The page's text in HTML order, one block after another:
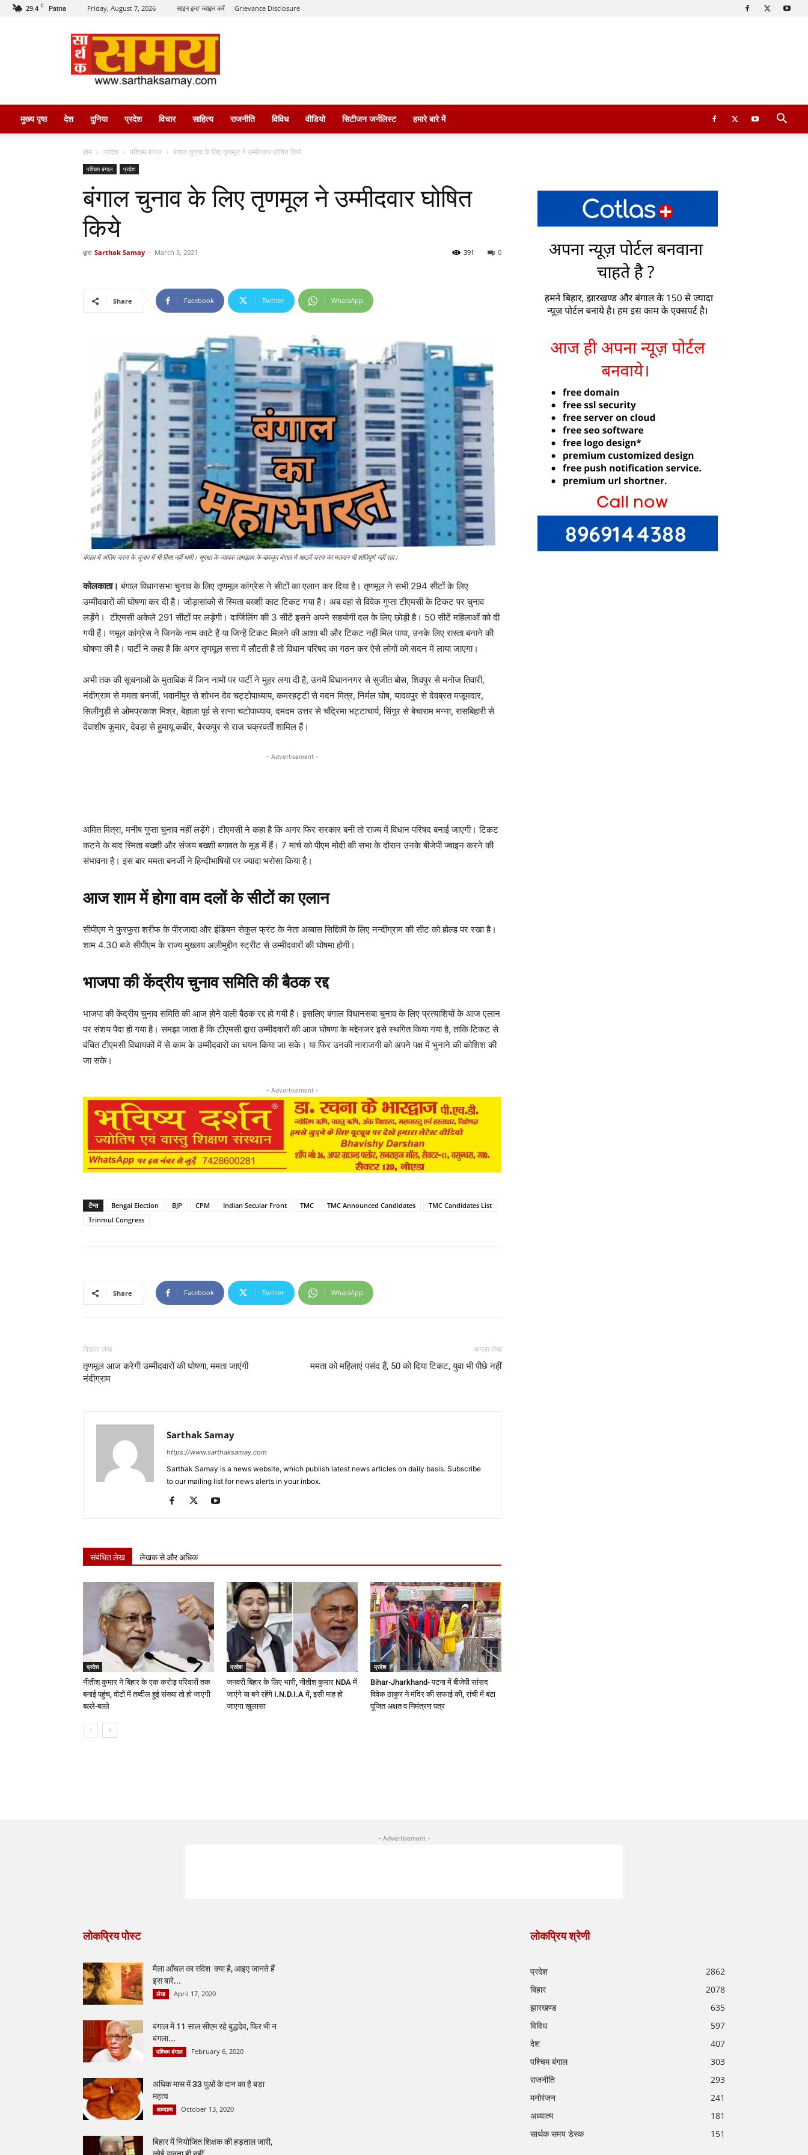
29.4 C Patna Friday, August 7, 2026 साइन इन/ ज्वाइन करें Grievance Disclosure
सार्थक
समय
मुख्य पृष्ठ देश दुनिया प्रदेश विचार साहित्य राजनीति विविध वीडियो सिटीजन जर्नलिस्ट हमारे बारे में
होम प्रदेश पश्चिम बंगाल बंगाल चुनाव के लिए तृणमूल ने उम्मीदवार घोषित किये
पश्चिम बंगाल प्रदेश
बंगाल चुनाव के लिए तृणमूल ने उम्मीदवार घोषित
किये
द्वारा Sarthak Samay - March 5, 2021 0
391
Share Facebook Twitter WhatsApp
बंगाल में अंतिम चरण के चुनाव में भी हिंसा नहीं थमी। सुरक्षा के व्यापक तामझाम के बावजूद बंगाल में आठवें चरण का मतदान भी शांतिपूर्ण नहीं रहा।
कोलकाता। बंगाल विधानसभा चुनाव के लिए तृणमूल कांग्रेस ने सीटों का एलान कर दिया है। तृणमूल ने सभी 294 सीटों के लिए
उम्मीदवारों की घोषणा कर दी है। जोड़ासांको से स्मिता बख्शी काट टिकट गया है। अब वहां से विवेक गुप्ता टीएमसी के टिकट पर चुनाव
लड़ेंगे। टीएमसी अकेले 291 सीटों पर लड़ेगी। दार्जिलिंग की 3 सीटें इसने अपने सहयोगी दल के लिए छोड़ी है। 50 सीटें महिलाओं को दी
गयी हैं। णमूल कांग्रेस ने जिनके नाम काटे हैं या जिन्हें टिकट मिलने की आशा थी और टिकट नहीं मिल पाया, उनके लिए रास्ता बनाने की
घोषणा की है। पार्टी ने कहा है कि अगर तृणमूल सत्ता में लौटती है तो विधान परिषद का गठन कर ऐसे लोगों को सदन में लाया जाएगा।
अभी तक की सूचनाओं के मुताबिक में जिन नामों पर पार्टी ने मुहर लगा दी है, उनमें विधाननगर से सुजीत बोस, शिवपुर से मनोज तिवारी,
नंदीग्राम से ममता बनर्जी, भवानीपुर से शोभन देव चट्टोपाध्याय, कमरहट्टी से मदन मित्र, निर्मल घोष, यादवपुर से देवब्रत मजूमदार,
सिलीगुड़ी से ओमप्रकाश मिश्र, बेहाला पूर्व से रत्ना चटोपाध्याय, दमदम उत्तर से चंद्रिमा भट्टाचार्य, सिंगूर से बेचाराम मन्ना, रासबिहारी से
देवाशीष कुमार, देवड़ा से हुमायू कबीर, बैरकपुर से राज चक्रवर्ती शामिल हैं।
- Advertisement -
अमित मित्रा, मनीष गुप्ता चुनाव नहीं लड़ेंगे। टीएमसी ने कहा है कि अगर फिर सरकार बनी तो राज्य में विधान परिषद बनाई जाएगी। टिकट
कटने के बाद स्मिता बख्शी और संजय बख्शी बगावत के मूड में हैं। 7 मार्च को पीएम मोदी की सभा के दौरान उनके बीजेपी ज्वाइन करने की
संभावना है। इस बार ममता बनर्जी ने हिन्दीभाषियों पर ज्यादा भरोसा किया है।
आज शाम में होगा वाम दलों के सीटों का एलान
सीपीएम ने फुरफुरा शरीफ के पीरजादा और इंडियन सेकुल फ्रंट के नेता अब्बास सिद्दिकी के लिए नन्दीग्राम की सीट को होल्ड पर रखा है।
शाम 4.30 बजे सीपीएम के राज्य मुख्लय अलीमुद्दीन स्ट्रीट से उम्मीदवारों की घोषमा होगी।
भाजपा की केंद्रीय चुनाव समिति की बैठक रद्द
भाजपा की केंद्रीय चुनाव समिति की आज होने वाली बैठक रद्द हो गयी है। इसलिए बंगाल विधानसबा चुनाव के लिए प्रत्याशियों के आज एलान
पर संशय पैदा हो गया है। समझा जाता है कि टीएमसी द्वारा उम्मीदवारों की आज घोषणा के मद्देनजर इसे स्थगित किया गया है, ताकि टिकट से
वंचित टीएमसी विधायकों में से काम के उम्मीदवारों का चयन किया जा सके। या फिर उनकी नाराजगी को अपने पक्ष में भुनाने की कोशिश की
जा सके।
- Advertisement -
टैग्स Bengal Election BJP CPM Indian Secular Front TMC TMC Announced Candidates
TMC Candidates List
Trinmul Congress
Share Facebook Twitter WhatsApp
पिछला लेख
तृणमूल आज करेगी उम्मीदवारों की घोषणा, ममता जाएंगी
नंदीग्राम
अगला लेख
ममता को महिलाएं पसंद हैं, 50 को दिया टिकट, युवा भी पीछे नहीं
Sarthak Samay
https://www.sarthaksamay.com
Sarthak Samay is a news website, which publish latest news articles on daily basis. Subscribe
to our mailing list for news alerts in your inbox.
संबंधित लेख लेखक से और अधिक
प्रदेश
नीतीश कुमार ने बिहार के एक करोड़ परिवारों तक
बनाई पहुंच, वोटों में तब्दील हुई संख्या तो हो जाएगी
बल्ले-बल्ले
प्रदेश
जनवरी बिहार के लिए भारी, नीतीश कुमार NDA में
जाएंगे या बने रहेंगे I.N.D.I.A में, इसी माह हो
जाएगा खुलासा
प्रदेश
Bihar-Jharkhand- पटना में बीजेपी सांसद
विवेक ठाकुर ने मंदिर की सफाई की, रांची में बंटा
पूजित अक्षत व निमंत्रण पत्र
- Advertisement -
लोकप्रिय पोस्ट
मैला आँचल का संदेश क्या है, आइए जानते हैं
इस बारे...
लेख April 17, 2020
बंगाल में 11 साल सीएम रहे बुद्धदेव, फिर भी न
बंगला...
पश्चिम बंगाल February 6, 2020
अधिक मास में 33 पुओं के दान का है बड़ा
महत्व
अध्यात्म October 13, 2020
बिहार में नियोजित शिक्षक की हड़ताल जारी,
लोकप्रिय श्रेणी
प्रदेश
2862
बिहार
2078
झारखण्ड
635
विविध
597
देश
407
पश्चिम बंगाल
303
राजनीति
293
मनोरंजन
241
अध्यात्म
181
सार्थक समय डेस्क
151